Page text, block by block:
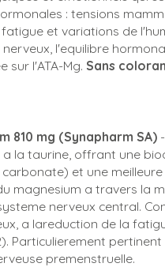
: tensions
et variations de
l'equilibre
sur l'ATA-Mg. Sans
810 mg (Synapharm SA)
la taurine, offrant une
et une
magnesium a travers la
nerveux central.
a lareduction de la
Particulierement
premenstruelle.